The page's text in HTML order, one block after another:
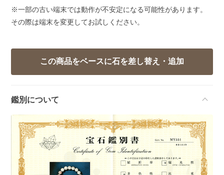
※一部の古い端末では動作が不安定になる可能性があります。
その際は端末を変更してお試しください。
鑑別について